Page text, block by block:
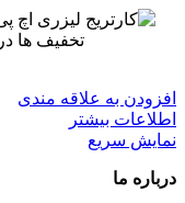
تخفیف ها در
افزودن به علاقه مندی
اطلاعات بیشتر
نمایش سریع
درباره ما